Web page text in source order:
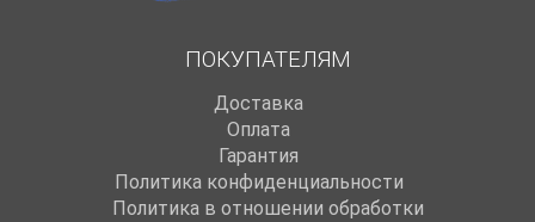
ПОКУПАТЕЛЯМ
Доставка
Оплата
Гарантия
Политика конфиденциальности
Политика в отношении обработки